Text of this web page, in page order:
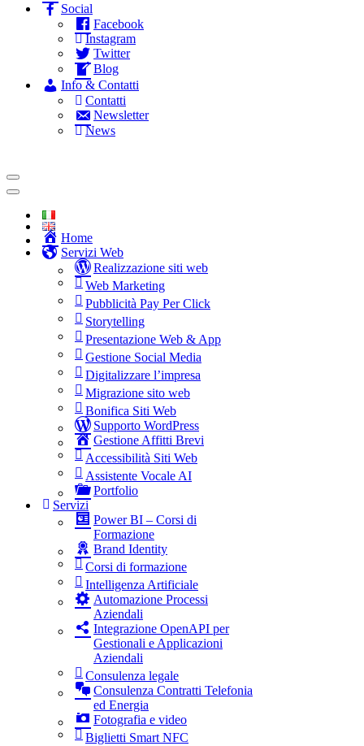
Social
Facebook
Instagram
Twitter
Blog
Info & Contatti
Contatti
Newsletter
News
Home
Servizi Web
Realizzazione siti web
Web Marketing
Pubblicità Pay Per Click
Storytelling
Presentazione Web & App
Gestione Social Media
Digitalizzare l’impresa
Migrazione sito web
Bonifica Siti Web
Supporto WordPress
Gestione Affitti Brevi
Accessibilità Siti Web
Assistente Vocale AI
Portfolio
Servizi
Power BI – Corsi di
Formazione
Brand Identity
Corsi di formazione
Intelligenza Artificiale
Automazione Processi
Aziendali
Integrazione OpenAPI per
Gestionali e Applicazioni
Aziendali
Consulenza legale
Consulenza Contratti Telefonia
ed Energia
Fotografia e video
Biglietti Smart NFC